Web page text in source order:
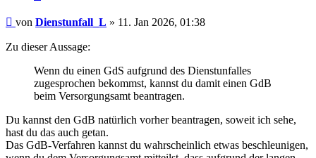
Beitrag
von Dienstunfall_L » 11. Jan 2026, 01:38
Zu dieser Aussage:
Wenn du einen GdS aufgrund des Dienstunfalles
zugesprochen bekommst, kannst du damit einen GdB
beim Versorgungsamt beantragen.
Du kannst den GdB natürlich vorher beantragen, soweit ich sehe,
hast du das auch getan.
Das GdB-Verfahren kannst du wahrscheinlich etwas beschleunigen,